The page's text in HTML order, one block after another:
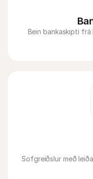
Bein bankaskipti frá
Sofgreiðslur með